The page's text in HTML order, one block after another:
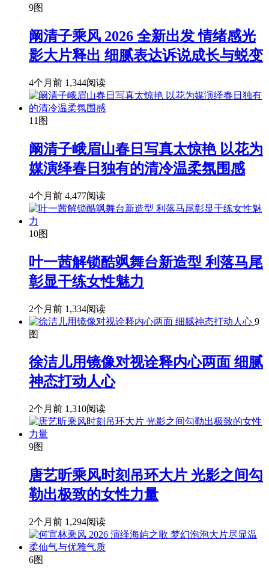
9图
阚清子乘风 2026 全新出发 情绪感光
影大片释出 细腻表达诉说成长与蜕变
4个月前 1,344阅读
11图
阚清子峨眉山春日写真太惊艳 以花为
媒演绎春日独有的清冷温柔氛围感
4个月前 4,477阅读
10图
叶一茜解锁酷飒舞台新造型 利落马尾
彰显干练女性魅力
2个月前 1,334阅读
9
图
徐洁儿用镜像对视诠释内心两面 细腻
神态打动人心
2个月前 1,310阅读
9图
唐艺昕乘风时刻吊环大片 光影之间勾
勒出极致的女性力量
2个月前 1,294阅读
6图